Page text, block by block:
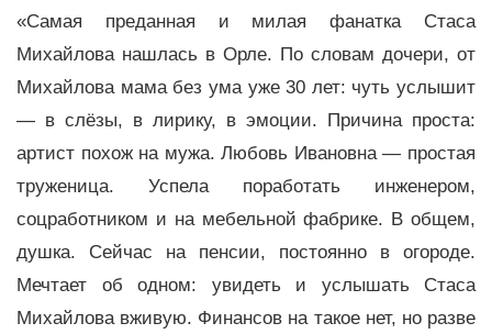
«Самая преданная и милая фанатка Стаса
Михайлова нашлась в Орле. По словам дочери, от
Михайлова мама без ума уже 30 лет: чуть услышит
— в слёзы, в лирику, в эмоции. Причина проста:
артист похож на мужа. Любовь Ивановна — простая
труженица. Успела поработать инженером,
соцработником и на мебельной фабрике. В общем,
душка. Сейчас на пенсии, постоянно в огороде.
Мечтает об одном: увидеть и услышать Стаса
Михайлова вживую. Финансов на такое нет, но разве